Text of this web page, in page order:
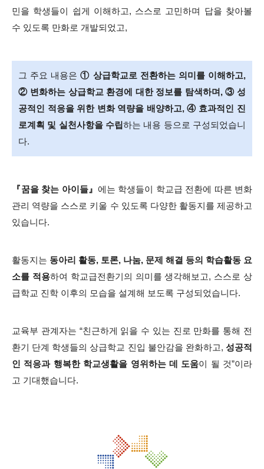
민을 학생들이 쉽게 이해하고, 스스로 고민하며 답을 찾아볼
수 있도록 만화로 개발되었고,
그 주요 내용은① 상급학교로 전환하는 의미를 이해하고,
② 변화하는 상급학교 환경에 대한 정보를 탐색하며, ③ 성
공적인 적응을 위한 변화 역량을 배양하고, ④ 효과적인 진
로계획 및 실천사항을 수립하는 내용 등으로 구성되었습니
다.
『꿈을 찾는 아이들』 에는 학생들이 학교급 전환에 따른 변화
관리 역량을 스스로 키울 수 있도록 다양한 활동지를 제공하고
있습니다.
활동지는 동아리 활동, 토론, 나눔, 문제 해결 등의 학습활동 요
소를 적용하여 학교급전환기의 의미를 생각해보고, 스스로 상
급학교 진학 이후의 모습을 설계해 보도록 구성되었습니다.
교육부 관계자는 “친근하게 읽을 수 있는 진로 만화를 통해 전
환기 단계 학생들의 상급학교 진입 불안감을 완화하고, 성공적
인 적응과 행복한 학교생활을 영위하는 데 도움이 될 것”이라
고 기대했습니다.